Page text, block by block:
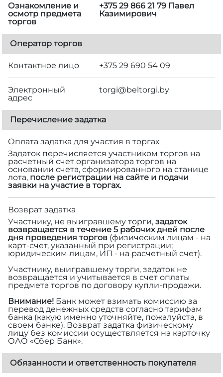
Ознакомление и
осмотр предмета
торгов
+375 29 866 21 79 Павел
Казимирович
Оператор торгов
Контактное лицо +375 29 690 54 09
Электронный
адрес
torgi@beltorgi.by
Перечисление задатка
Оплата задатка для участия в торгах
Задаток перечисляется участником торгов на
расчетный счет организатора торгов на
основании счета, сформированного на станице
лота, после регистрации на сайте и подачи
заявки на участие в торгах.
Возврат задатка
Участнику, не выигравшему торги, задаток
возвращается в течение 5 рабочих дней после
дня проведения торгов (физическим лицам - на
карт-счет, указанный при регистрации;
юридическим лицам, ИП - на расчетный счет).
Участнику, выигравшему торги, задаток не
возвращается и учитывается в счет оплаты
предмета торгов по договору купли-продажи.
Внимание! Банк может взимать комиссию за
перевод денежных средств согласно тарифам
банка (какую именно уточняйте, пожалуйста, в
своем банке). Возврат задатка физическому
лицу без комиссии осуществляется на карточку
ОАО «Сбер Банк».
Обязанности и ответственность покупателя